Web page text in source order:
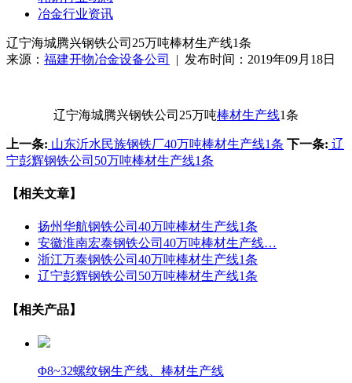
冶金行业资讯
辽宁海城腾兴钢铁公司25万吨棒材生产线1条
来源： 福建开物冶金设备公司 | 发布时间：2019年09月18日
辽宁海城腾兴钢铁公司25万吨棒材生产线1条
上一条: 山东沂水民族钢铁厂40万吨棒材生产线1条 下一条: 辽
宁彭辉钢铁公司50万吨棒材生产线1条
【相关文章】
扬州华航钢铁公司40万吨棒材生产线1条
安徽淮南宏泰钢铁公司40万吨棒材生产线…
浙江万泰钢铁公司40万吨棒材生产线1条
辽宁彭辉钢铁公司50万吨棒材生产线1条
【相关产品】
Φ8~32螺纹钢生产线、棒材生产线